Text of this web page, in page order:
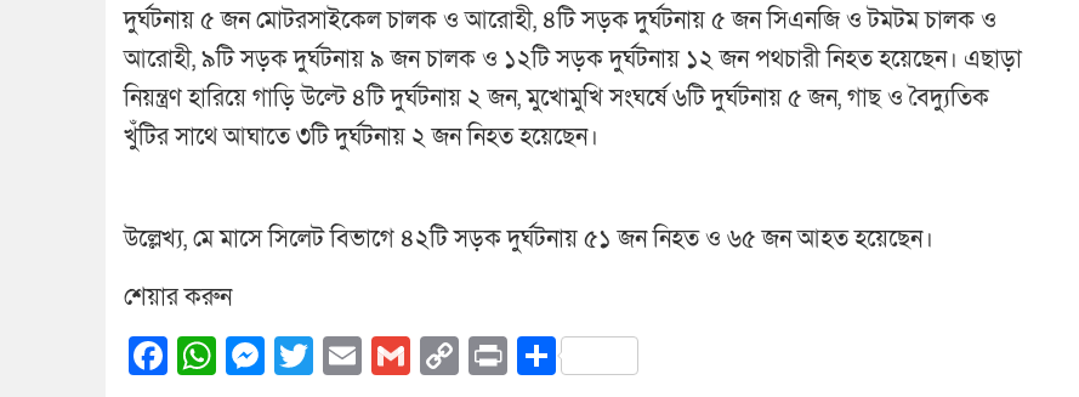
দুর্ঘটনায় ৫ জন মোটরসাইকেল চালক ও আরোহী, ৪টি সড়ক দুর্ঘটনায় ৫ জন সিএনজি ও টমটম চালক ও
আরোহী, ৯টি সড়ক দুর্ঘটনায় ৯ জন চালক ও ১২টি সড়ক দুর্ঘটনায় ১২ জন পথচারী নিহত হয়েছেন। এছাড়া
নিয়ন্ত্রণ হারিয়ে গাড়ি উল্টে ৪টি দুর্ঘটনায় ২ জন, মুখোমুখি সংঘর্ষে ৬টি দুর্ঘটনায় ৫ জন, গাছ ও বৈদ্যুতিক
খুঁটির সাথে আঘাতে ৩টি দুর্ঘটনায় ২ জন নিহত হয়েছেন।
উল্লেখ্য, মে মাসে সিলেট বিভাগে ৪২টি সড়ক দুর্ঘটনায় ৫১ জন নিহত ও ৬৫ জন আহত হয়েছেন।
শেয়ার করুন
Facebook
WhatsApp
Messenger
Twitter
EmailGmailCopy
PrintShare